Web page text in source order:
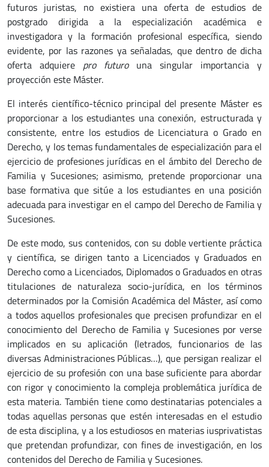
futuros juristas, no existiera una oferta de estudios de
postgrado dirigida a la especialización académica e
investigadora y la formación profesional específica, siendo
evidente, por las razones ya señaladas, que dentro de dicha
oferta adquiere pro futurouna singular importancia y
proyección este Máster.
El interés científico-técnico principal del presente Máster es
proporcionar a los estudiantes una conexión, estructurada y
consistente, entre los estudios de Licenciatura o Grado en
Derecho, y los temas fundamentales de especialización para el
ejercicio de profesiones jurídicas en el ámbito del Derecho de
Familia y Sucesiones; asimismo, pretende proporcionar una
base formativa que sitúe a los estudiantes en una posición
adecuada para investigar en el campo del Derecho de Familia y
Sucesiones.
De este modo, sus contenidos, con su doble vertiente práctica
y científica, se dirigen tanto a Licenciados y Graduados en
Derecho como a Licenciados, Diplomados o Graduados en otras
titulaciones de naturaleza socio-jurídica, en los términos
determinados por la Comisión Académica del Máster, así como
a todos aquellos profesionales que precisen profundizar en el
conocimiento del Derecho de Familia y Sucesiones por verse
implicados en su aplicación (letrados, funcionarios de las
diversas Administraciones Públicas…), que persigan realizar el
ejercicio de su profesión con una base suficiente para abordar
con rigor y conocimiento la compleja problemática jurídica de
esta materia. También tiene como destinatarias potenciales a
todas aquellas personas que estén interesadas en el estudio
de esta disciplina, y a los estudiosos en materias iusprivatistas
que pretendan profundizar, con fines de investigación, en los
contenidos del Derecho de Familia y Sucesiones.